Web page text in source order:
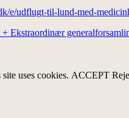
e/udflugt-til-lund-med-
Ekstraordinær
uses cookies. ACCEPT